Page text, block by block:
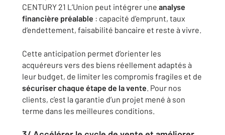
CENTURY 21 L’Union peut intégrer une analyse
financière préalable : capacité d’emprunt, taux
d’endettement, faisabilité bancaire et reste à vivre.
Cette anticipation permet d’orienter les
acquéreurs vers des biens réellement adaptés à
leur budget, de limiter les compromis fragiles et de
sécuriser chaque étape de la vente. Pour nos
clients, c’est la garantie d’un projet mené à son
terme dans les meilleures conditions.